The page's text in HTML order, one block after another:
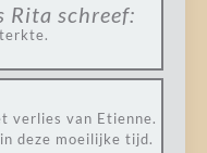
Rita schreef:
verlies van Etienne.
deze moeilijke tijd.